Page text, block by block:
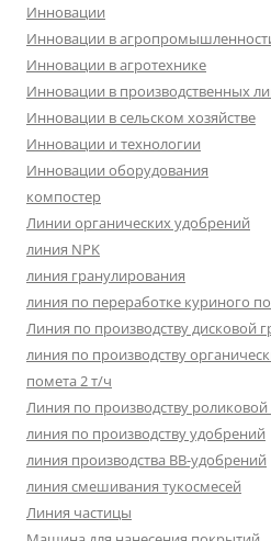
Инновации
Инновации в
Инновации в агротехнике
Инновации в производственных
Инновации в сельском хозяйстве
Инновации и технологии
Инновации оборудования
компостер
Линии органических удобрений
линия NPK
линия гранулирования
линия по переработке куриного
Линия по производству дисковой
линия по производству
помета 2 т/ч
Линия по производству роликовой
линия по производству удобрений
линия производства BB-удобрений
линия смешивания тукосмесей
Линия частицы